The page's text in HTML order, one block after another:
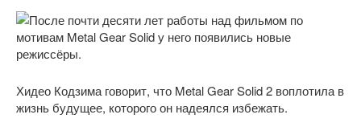
Хидео Кодзима говорит, что Metal Gear Solid 2 воплотила в
жизнь будущее, которого он надеялся избежать.